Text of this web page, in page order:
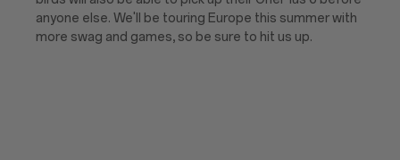
anyone else. We'll be touring Europe this summer with
more swag and games, so be sure to hit us up.